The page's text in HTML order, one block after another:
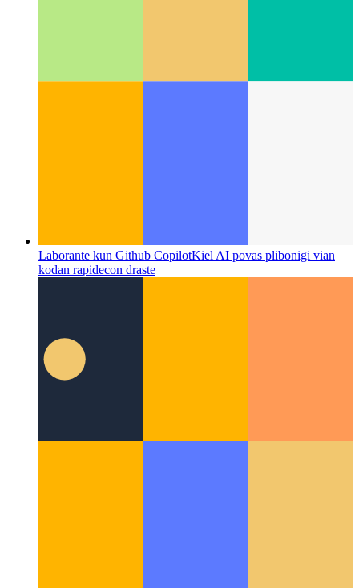
kodan rapidecon draste